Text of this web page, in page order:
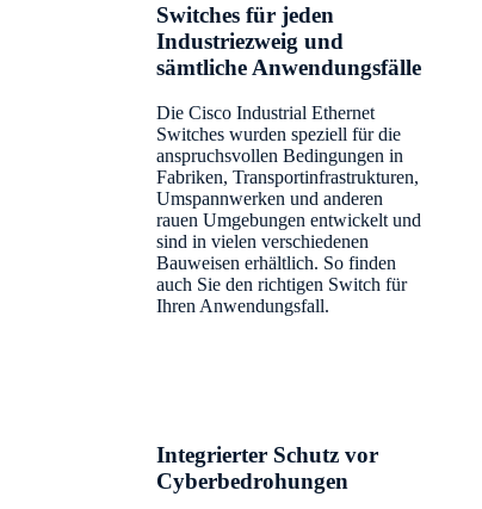
Switches für jeden
Industriezweig und
sämtliche Anwendungsfälle
Die Cisco Industrial Ethernet
Switches wurden speziell für die
anspruchsvollen Bedingungen in
Fabriken, Transportinfrastrukturen,
Umspannwerken und anderen
rauen Umgebungen entwickelt und
sind in vielen verschiedenen
Bauweisen erhältlich. So finden
auch Sie den richtigen Switch für
Ihren Anwendungsfall.
Integrierter Schutz vor
Cyberbedrohungen